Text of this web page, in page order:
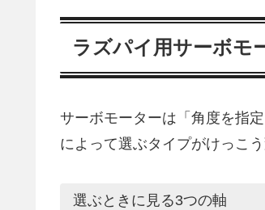
ラズパイ用サーボモ
サーボモーターは「角度を指
によって選ぶタイプがけっこ
選ぶときに見る3つの軸